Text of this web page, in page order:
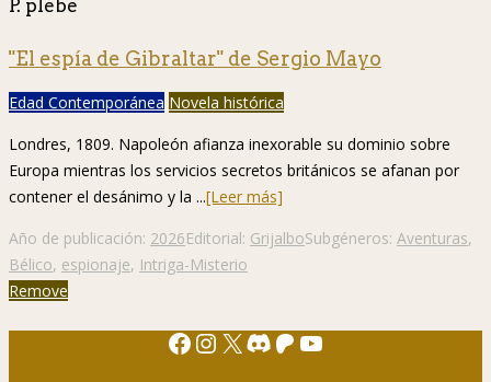
P. plebe
"El espía de Gibraltar" de Sergio Mayo
Edad Contemporánea Novela histórica
Londres, 1809. Napoleón afianza inexorable su dominio sobre
Europa mientras los servicios secretos británicos se afanan por
contener el desánimo y la ...[Leer más]
Año de publicación: 2026Editorial: GrijalboSubgéneros: Aventuras,
Bélico, espionaje, Intriga-Misterio
Remove
Facebook
Instagram
X Discord
Patreon
YouTube